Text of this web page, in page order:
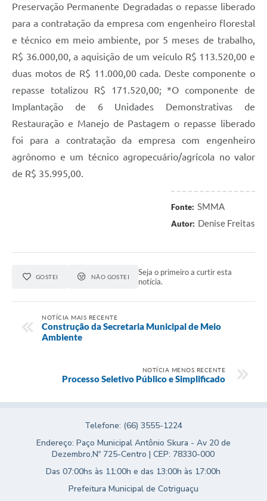
Contato
Preservação Permanente Degradadas o repasse liberado
para a contratação da empresa com engenheiro florestal
e técnico em meio ambiente, por 5 meses de trabalho,
R$ 36.000,00, a aquisição de um veículo R$ 113.520,00 e
duas motos de R$ 11.000,00 cada. Deste componente o
repasse totalizou R$ 171.520,00; *O componente de
Implantação de 6 Unidades Demonstrativas de
Restauração e Manejo de Pastagem o repasse liberado
foi para a contratação da empresa com engenheiro
agrônomo e um técnico agropecuário/agrícola no valor
de R$ 35.995,00.
Fonte: SMMA
Autor: Denise Freitas
GOSTEI NÃO GOSTEI
Seja o primeiro a curtir esta
notícia.
NOTÍCIA MAIS RECENTE
Construção da Secretaria Municipal de Meio
Ambiente
NOTÍCIA MENOS RECENTE
Processo Seletivo Público e Simplificado
Telefone: (66) 3555-1224
Endereço: Paço Municipal Antônio Skura - Av 20 de
Dezembro,Nº 725-Centro | CEP: 78330-000
Das 07:00hs às 11:00h e das 13:00h às 17:00h
Prefeitura Municipal de Cotriguaçu